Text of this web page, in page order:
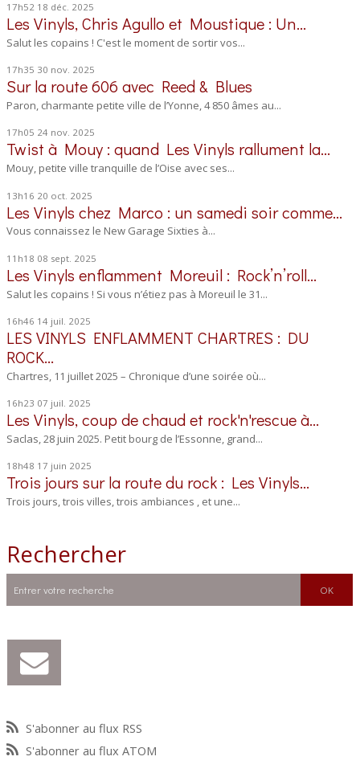
17h52 18 déc. 2025
Les Vinyls, Chris Agullo et Moustique : Un...
Salut les copains ! C'est le moment de sortir vos...
17h35 30 nov. 2025
Sur la route 606 avec Reed & Blues
Paron, charmante petite ville de l’Yonne, 4 850 âmes au...
17h05 24 nov. 2025
Twist à Mouy : quand Les Vinyls rallument la...
Mouy, petite ville tranquille de l’Oise avec ses...
13h16 20 oct. 2025
Les Vinyls chez Marco : un samedi soir comme...
Vous connaissez le New Garage Sixties à...
11h18 08 sept. 2025
Les Vinyls enflamment Moreuil : Rock’n’roll...
Salut les copains ! Si vous n’étiez pas à Moreuil le 31...
16h46 14 juil. 2025
LES VINYLS ENFLAMMENT CHARTRES : DU
ROCK...
Chartres, 11 juillet 2025 – Chronique d’une soirée où...
16h23 07 juil. 2025
Les Vinyls, coup de chaud et rock'n'rescue à...
Saclas, 28 juin 2025. Petit bourg de l’Essonne, grand...
18h48 17 juin 2025
Trois jours sur la route du rock : Les Vinyls...
Trois jours, trois villes, trois ambiances , et une...
Rechercher
S'abonner au flux RSS
S'abonner au flux ATOM